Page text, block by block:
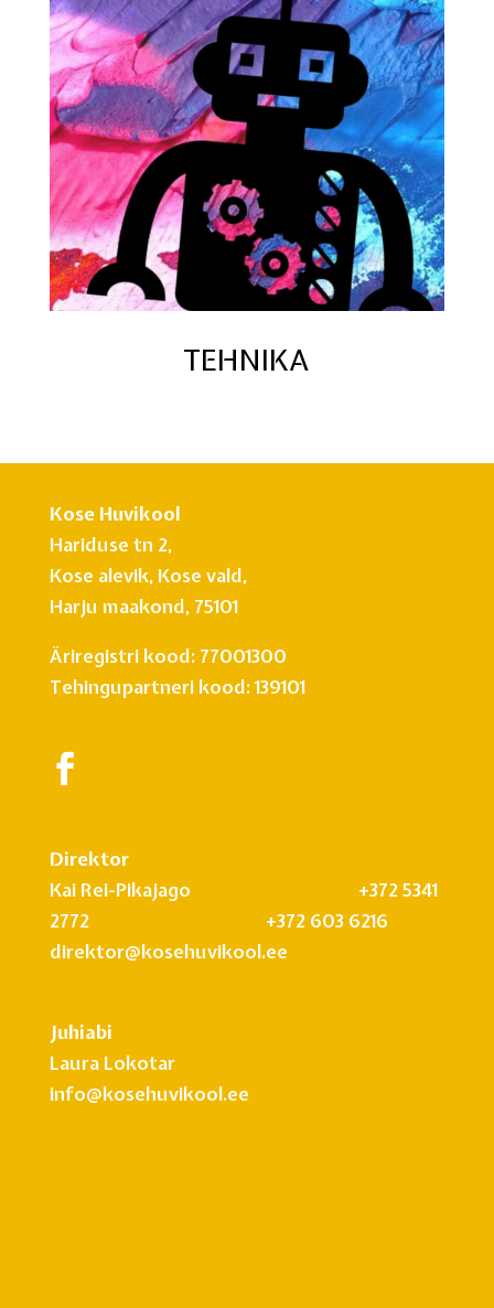
TEHNIKA
Kose Huvikool
Hariduse tn 2,
Kose alevik, Kose vald,
Harju maakond, 75101
Äriregistri kood: 77001300
Tehingupartneri kood: 139101
Direktor
Kai Rei-Pikajago +372 5341
2772 +372 603 6216
direktor@kosehuvikool.ee
Juhiabi
Laura Lokotar
info@kosehuvikool.ee